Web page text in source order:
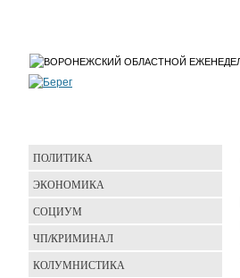
ПОЛИТИКА
ЭКОНОМИКА
СОЦИУМ
ЧП/КРИМИНАЛ
КОЛУМНИСТИКА